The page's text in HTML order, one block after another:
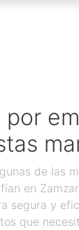
de las
en
segura y
que